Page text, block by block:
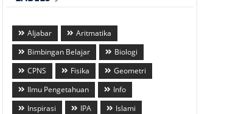
Aljabar
Aritmatika
Bimbingan Belajar
Biologi
CPNS
Fisika
Geometri
Ilmu Pengetahuan
Info
Inspirasi
IPA
Islami